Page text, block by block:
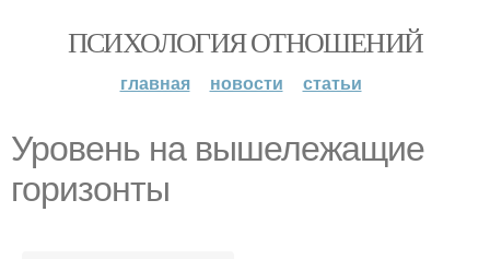
ПСИХОЛОГИЯ ОТНОШЕНИЙ
главная новости статьи
Уровень на вышележащие
горизонты